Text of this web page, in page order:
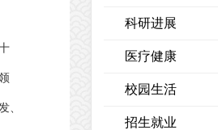
、
科研进展
医疗健康
校园生活
招生就业